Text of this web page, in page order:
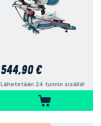
544,90 €
Lähetetään 24 tunnin sisällä!